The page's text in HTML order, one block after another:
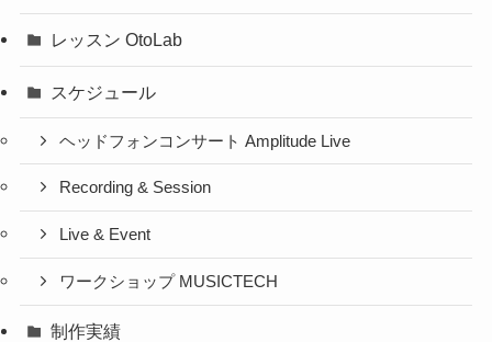
レッスン OtoLab
スケジュール
ヘッドフォンコンサート Amplitude Live
Recording & Session
Live & Event
ワークショップ MUSICTECH
制作実績